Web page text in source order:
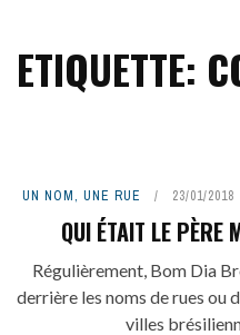
ETIQUETTE:
UN NOM, UNE RUE 23/01/2018
QUI ÉTAIT LE PÈRE
Régulièrement, Bom Dia
derrière les noms de rues ou
villes